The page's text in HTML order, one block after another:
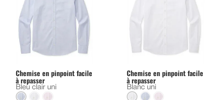
Chemise en pinpoint facile
à repasser
Bleu clair uni
Chemise en pinpoint facile
à repasser
Blanc uni